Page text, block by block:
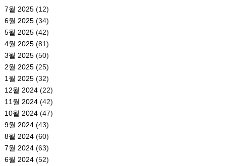
7월 2025(12)
6월 2025(34)
5월 2025(42)
4월 2025(81)
3월 2025(50)
2월 2025(25)
1월 2025(32)
12월 2024(22)
11월 2024(42)
10월 2024(47)
9월 2024(43)
8월 2024(60)
7월 2024(63)
6월 2024(52)